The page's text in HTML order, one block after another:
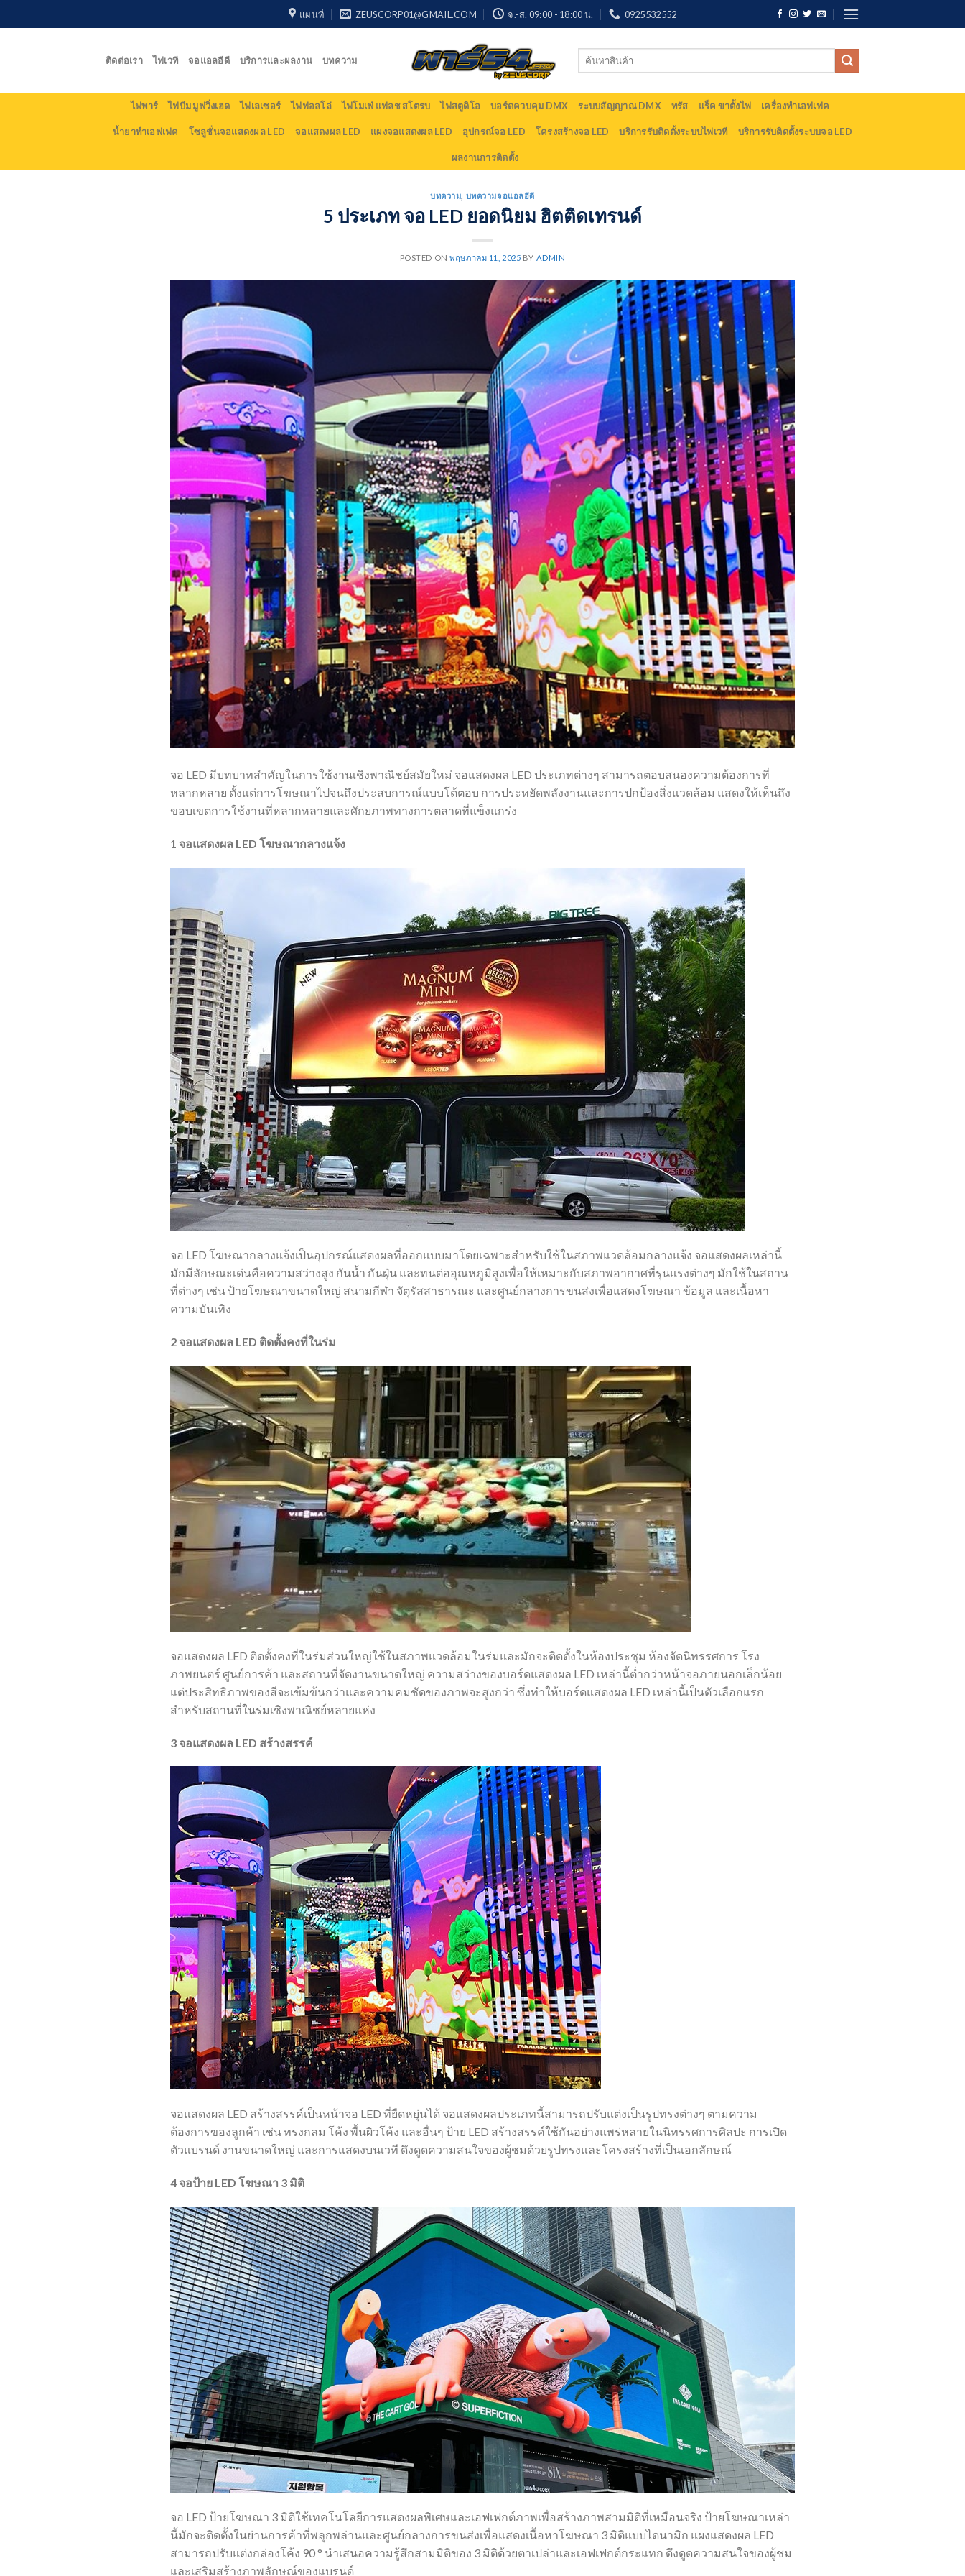
to
แผนที่ ZEUSCORP01@GMAIL.COM จ.-ส. 09:00 - 18:00 น. 0925532552
ติดต่อเรา ไฟเวที จอแอลอีดี บริการและผลงาน บทความ
Search
ไฟพาร์ ไฟบีม มูฟวิ่งเฮด ไฟเลเซอร์ ไฟฟอลโล่ ไฟโมเฟ่ แฟลช สโตรบ ไฟสตูดิโอ บอร์ดควบคุม DMX ระบบสัญญาณ DMX ทรัส แร็ค ขาตั้งไฟ เครื่องทำเอฟเฟค
น้ำยาทำเอฟเฟค โซลูชั่นจอแสดงผล LED จอแสดงผล LED แผงจอแสดงผล LED อุปกรณ์จอ LED โครงสร้างจอ LED บริการรับติดตั้งระบบไฟเวที บริการรับติดตั้งระบบจอ LED
ผลงานการติดตั้ง
บทความ บทความจอแอลอีดี
5 ประเภท จอ LED ยอดนิยม ฮิตติดเทรนด์
POSTED ONพฤษภาคม 11, 2025 BY ADMIN
จอ LED มีบทบาทสำคัญในการใช้งานเชิงพาณิชย์สมัยใหม่ จอแสดงผล LED ประเภทต่างๆ สามารถตอบสนองความต้องการที่
หลากหลาย ตั้งแต่การโฆษณาไปจนถึงประสบการณ์แบบโต้ตอบ การประหยัดพลังงานและการปกป้องสิ่งแวดล้อม แสดงให้เห็นถึง
ขอบเขตการใช้งานที่หลากหลายและศักยภาพทางการตลาดที่แข็งแกร่ง
1 จอแสดงผล LED โฆษณากลางแจ้ง
จอ LED โฆษณากลางแจ้งเป็นอุปกรณ์แสดงผลที่ออกแบบมาโดยเฉพาะสำหรับใช้ในสภาพแวดล้อมกลางแจ้ง จอแสดงผลเหล่านี้
มักมีลักษณะเด่นคือความสว่างสูง กันน้ำ กันฝุ่น และทนต่ออุณหภูมิสูงเพื่อให้เหมาะกับสภาพอากาศที่รุนแรงต่างๆ มักใช้ในสถาน
ที่ต่างๆ เช่น ป้ายโฆษณาขนาดใหญ่ สนามกีฬา จัตุรัสสาธารณะ และศูนย์กลางการขนส่งเพื่อแสดงโฆษณา ข้อมูล และเนื้อหา
ความบันเทิง
2 จอแสดงผล LED ติดตั้งคงที่ในร่ม
จอแสดงผล LED ติดตั้งคงที่ในร่มส่วนใหญ่ใช้ในสภาพแวดล้อมในร่มและมักจะติดตั้งในห้องประชุม ห้องจัดนิทรรศการ โรง
ภาพยนตร์ ศูนย์การค้า และสถานที่จัดงานขนาดใหญ่ ความสว่างของบอร์ดแสดงผล LED เหล่านี้ต่ำกว่าหน้าจอภายนอกเล็กน้อย
แต่ประสิทธิภาพของสีจะเข้มข้นกว่าและความคมชัดของภาพจะสูงกว่า ซึ่งทำให้บอร์ดแสดงผล LED เหล่านี้เป็นตัวเลือกแรก
สำหรับสถานที่ในร่มเชิงพาณิชย์หลายแห่ง
3 จอแสดงผล LED สร้างสรรค์
จอแสดงผล LED สร้างสรรค์เป็นหน้าจอ LED ที่ยืดหยุ่นได้ จอแสดงผลประเภทนี้สามารถปรับแต่งเป็นรูปทรงต่างๆ ตามความ
ต้องการของลูกค้า เช่น ทรงกลม โค้ง พื้นผิวโค้ง และอื่นๆ ป้าย LED สร้างสรรค์ใช้กันอย่างแพร่หลายในนิทรรศการศิลปะ การเปิด
ตัวแบรนด์ งานขนาดใหญ่ และการแสดงบนเวที ดึงดูดความสนใจของผู้ชมด้วยรูปทรงและโครงสร้างที่เป็นเอกลักษณ์
4 จอป้าย LED โฆษณา 3 มิติ
จอ LED ป้ายโฆษณา 3 มิติใช้เทคโนโลยีการแสดงผลพิเศษและเอฟเฟกต์ภาพเพื่อสร้างภาพสามมิติที่เหมือนจริง ป้ายโฆษณาเหล่า
นี้มักจะติดตั้งในย่านการค้าที่พลุกพล่านและศูนย์กลางการขนส่งเพื่อแสดงเนื้อหาโฆษณา 3 มิติแบบไดนามิก แผงแสดงผล LED
สามารถปรับแต่งกล่องโค้ง 90 ° นำเสนอความรู้สึกสามมิติของ 3 มิติด้วยตาเปล่าและเอฟเฟกต์กระแทก ดึงดูดความสนใจของผู้ชม
และเสริมสร้างภาพลักษณ์ของแบรนด์